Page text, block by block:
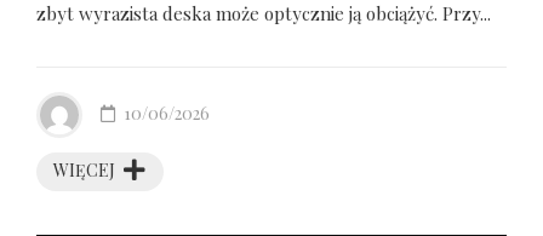
zbyt wyrazista deska może optycznie ją obciążyć. Przy...
WIĘCEJ
10/06/2026